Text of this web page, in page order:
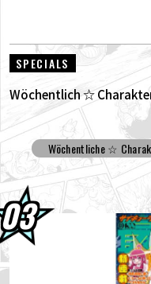
SPECIALS
Wöchentlich ☆
Wöchentliche ☆